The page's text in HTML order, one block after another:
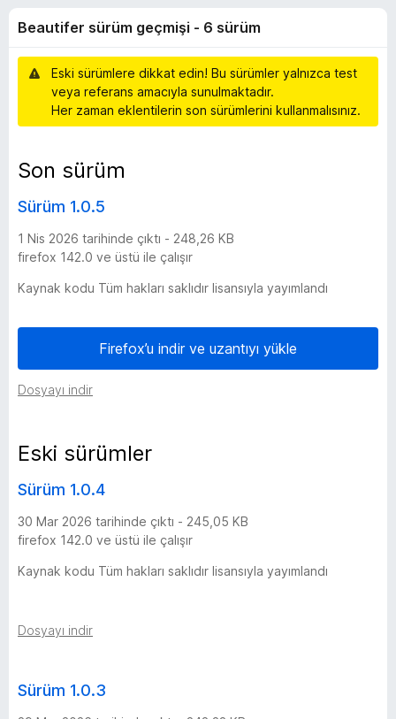
t
i
l
e
f
e
r
s
ü
r
ü
e
ç
m
i
ş
-
6
n
k
Beautifer sürüm geçmişi - 6 sürüm
Eski sürümlere dikkat edin! Bu sürümler yalnızca test
veya referans amacıyla sunulmaktadır.
Her zaman eklentilerin son sürümlerini kullanmalısınız.
Son sürüm
Sürüm 1.0.5
1 Nis 2026 tarihinde çıktı - 248,26 KB
firefox 142.0 ve üstü ile çalışır
Kaynak kodu Tüm hakları saklıdır lisansıyla yayımlandı
Firefox’u indir ve uzantıyı yükle
Dosyayı indir
Eski sürümler
Sürüm 1.0.4
30 Mar 2026 tarihinde çıktı - 245,05 KB
firefox 142.0 ve üstü ile çalışır
Kaynak kodu Tüm hakları saklıdır lisansıyla yayımlandı
Dosyayı indir
Sürüm 1.0.3